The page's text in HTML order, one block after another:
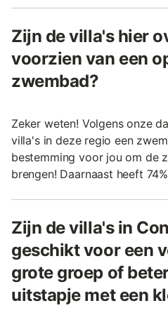
Zijn de villa's hier
voorzien van een
zwembad?
Zeker weten! Volgens onze
villa's in deze regio een
bestemming voor jou om de
brengen! Daarnaast heeft
Zijn de villa's in
geschikt voor een
grote groep of
uitstapje met een